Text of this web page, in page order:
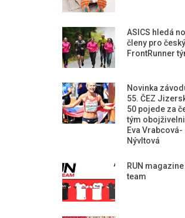
ASICS hledá
členy pro český
FrontRunner
Novinka
55. ČEZ
50 pojede za
tým
Eva Vrabcová-
Nývltová
RUN magazine
team